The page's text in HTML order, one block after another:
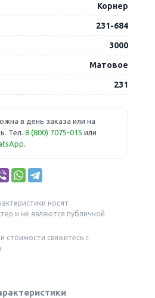
Корнер
231-684
3000
Матовое
231
в день заказа или на
Тел. 8 (800) 7075-015 или
.
носят
и не являются публичной
стоимости свяжитесь с